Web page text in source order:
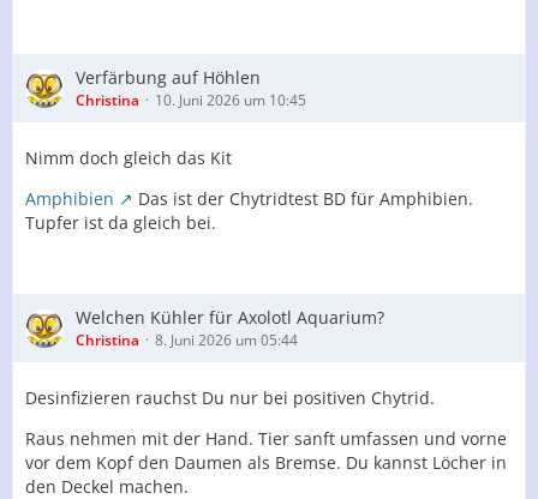
Verfärbung auf Höhlen
Christina 10. Juni 2026 um 10:45
Nimm doch gleich das Kit
Amphibien
Das ist der Chytridtest BD für Amphibien.
Tupfer ist da gleich bei.
Welchen Kühler für Axolotl Aquarium?
Christina 8. Juni 2026 um 05:44
Desinfizieren rauchst Du nur bei positiven Chytrid.
Raus nehmen mit der Hand. Tier sanft umfassen und vorne
vor dem Kopf den Daumen als Bremse. Du kannst Löcher in
den Deckel machen.